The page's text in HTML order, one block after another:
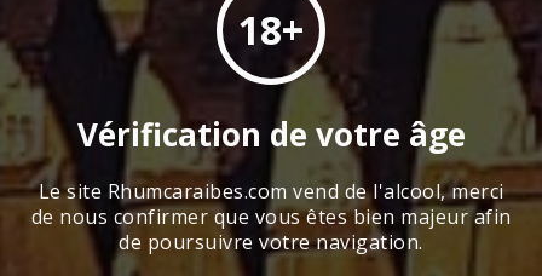
Rhums
Guadeloupe
Rhums
Martinique
Rhums
Caraïbes
Rhums
18+
Vérification de votre âge
Le site Rhumcaraibes.com vend de l'alcool, merci
de nous confirmer que vous êtes bien majeur afin
de poursuivre votre navigation.